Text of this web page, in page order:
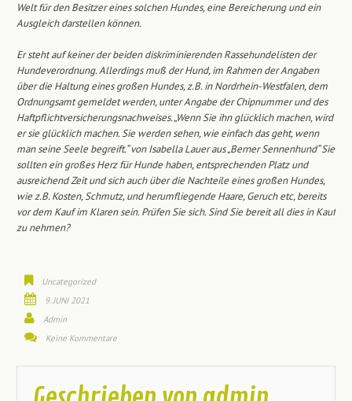
Welt für den Besitzer eines solchen Hundes, eine Bereicherung und ein
Ausgleich darstellen können.
Er steht auf keiner der beiden diskriminierenden Rassehundelisten der
Hundeverordnung. Allerdings muß der Hund, im Rahmen der Angaben
über die Haltung eines großen Hundes, z.B. in Nordrhein-Westfalen, dem
Ordnungsamt gemeldet werden, unter Angabe der Chipnummer und des
Haftpflichtversicherungsnachweises. „Wenn Sie ihn glücklich machen, wird
er sie glücklich machen. Sie werden sehen, wie einfach das geht, wenn
man seine Seele begreift.“ von Isabella Lauer aus „Berner Sennenhund“ Sie
sollten ein großes Herz für Hunde haben, entsprechenden Platz und
ausreichend Zeit und sich auch über die Nachteile eines großen Hundes,
wie z.B. Kosten, Schmutz, und herumfliegende Haare, Geruch etc, bereits
vor dem Kauf im Klaren sein. Prüfen Sie sich. Sind Sie bereit all dies in Kauf
zu nehmen?
Uncategorized
9. JUNI 2021
Admin
Keine Kommentare